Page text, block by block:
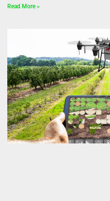
Read More »